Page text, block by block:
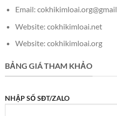
Email:
Website: cokhikimloai.net
Website: cokhikimloai.org
BẢNG GIÁ THAM KHẢO
NHẬP SỐ SĐT/ZALO